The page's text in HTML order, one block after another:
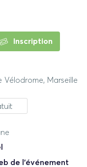
Inscription
Vélodrome, Marseille
de l'événement